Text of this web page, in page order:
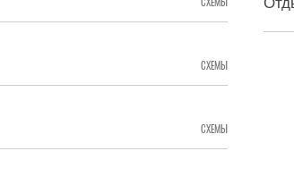
СХЕМЫ
СХЕМЫ